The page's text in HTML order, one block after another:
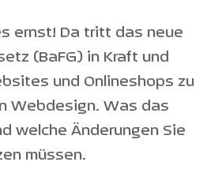
ernst! Da tritt das neue
(BaFG) in Kraft und
und Onlineshops zu
Webdesign. Was das
welche Änderungen Sie
müssen.